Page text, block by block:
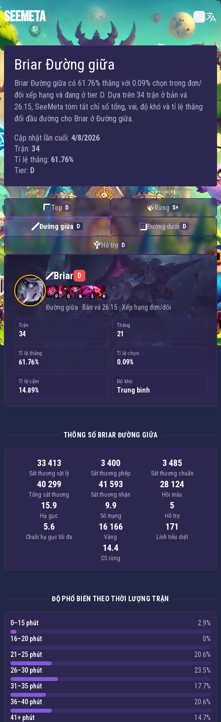
SEEMETA
Briar Đường giữa
Briar Đường giữa có 61.76% thắng với 0.09% chọn trong đơn/
đôi xếp hạng và đang ở tier D. Dựa trên 34 trận ở bản vá
26.15, SeeMeta tóm tắt chỉ số tổng, vai, độ khó và tỉ lệ thắng
đối đầu đường cho Briar ở Đường giữa.
Cập nhật lần cuối: 4/8/2026
Trận: 34
Tỉ lệ thắng: 61.76%
Tier: D
Top D Rừng S+
Đường giữa D Đường dưới D
Hỗ trợ D
Briar — Đường giữa
Briar D
P Q W E R
Đường giữa · Bản vá 26.15 · Xếp hạng đơn/đôi
Trận
34
Thắng
21
Tỉ lệ thắng
61.76%
Tỉ lệ chọn
0.09%
Tỉ lệ cấm
14.89%
Độ khó
Trung bình
THÔNG SỐ BRIAR ĐƯỜNG GIỮA
33 413
Sát thương vật lý
3 400
Sát thương phép
3 485
Sát thương chuẩn
40 299
Tổng sát thương
41 593
Sát thương nhận
28 124
Hồi máu
15.9
Hạ gục
9.9
Số mạng
5
Hỗ trợ
5.6
Chuỗi hạ gục tối đa
16 166
Vàng
171
Lính tiêu diệt
14.4
CS rừng
ĐỘ PHỔ BIẾN THEO THỜI LƯỢNG TRẬN
0–15 phút
2.9%
16–20 phút
0%
21–25 phút
20.6%
26–30 phút
23.5%
31–35 phút
17.7%
36–40 phút
20.6%
41+ phút
14.7%